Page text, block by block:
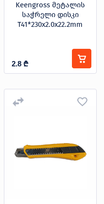
Keengross მეტალის
საჭრელი დისკი
T41*230x2.0x22.2mm
2.8 ₾